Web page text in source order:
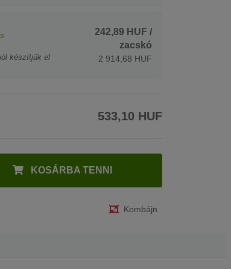
készítjük el
242,89 HUF /
zacskó
2 914,68 HUF
533,10 HUF
KOSÁRBA TENNI
Kombájn